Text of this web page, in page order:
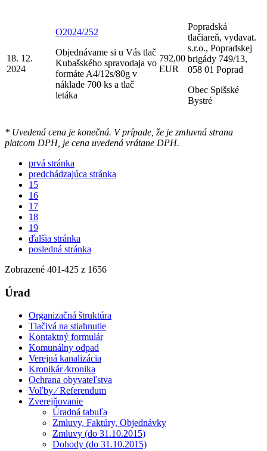
18. 12.
2024
O2024/252
Objednávame si u Vás tlač
Kubašského spravodaja vo
formáte A4/12s/80g v
náklade 700 ks a tlač
letáka
792,00
EUR
Popradská
tlačiareň, vydavat.
s.r.o., Popradskej
brigády 749/13,
058 01 Poprad
Obec Spišské
Bystré
* Uvedená cena je konečná. V prípade, že je zmluvná strana
platcom DPH, je cena uvedená vrátane DPH.
prvá stránka
predchádzajúca stránka
15
16
17
18
19
ďalšia stránka
posledná stránka
Zobrazené 401-425 z 1656
Úrad
Organizačná štruktúra
Tlačivá na stiahnutie
Kontaktný formulár
Komunálny odpad
Verejná kanalizácia
Kronikár ⁄kronika
Ochrana obyvateľstva
Voľby ⁄ Referendum
Zverejňovanie
Úradná tabuľa
Zmluvy, Faktúry, Objednávky
Zmluvy (do 31.10.2015)
Dohody (do 31.10.2015)